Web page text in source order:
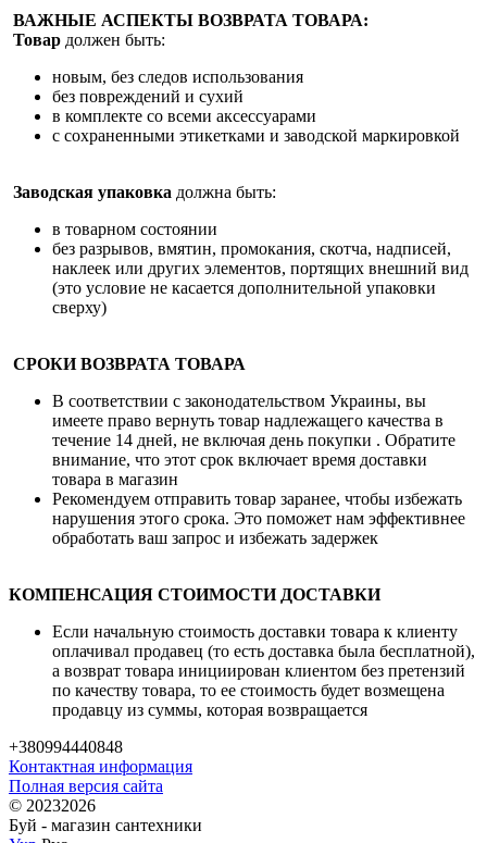
ВАЖНЫЕ АСПЕКТЫ ВОЗВРАТА ТОВАРА:
Товар должен быть:
новым, без следов использования
без повреждений и сухий
в комплекте со всеми аксессуарами
с сохраненными этикетками и заводской маркировкой
Заводская упаковка должна быть:
в товарном состоянии
без разрывов, вмятин, промокания, скотча, надписей,
наклеек или других элементов, портящих внешний вид
(это условие не касается дополнительной упаковки
сверху)
СРОКИ ВОЗВРАТА ТОВАРА
В соответствии с законодательством Украины, вы
имеете право вернуть товар надлежащего качества в
течение 14 дней, не включая день покупки . Обратите
внимание, что этот срок включает время доставки
товара в магазин
Рекомендуем отправить товар заранее, чтобы избежать
нарушения этого срока. Это поможет нам эффективнее
обработать ваш запрос и избежать задержек
КОМПЕНСАЦИЯ СТОИМОСТИ ДОСТАВКИ
Если начальную стоимость доставки товара к клиенту
оплачивал продавец (то есть доставка была бесплатной),
а возврат товара инициирован клиентом без претензий
по качеству товара, то ее стоимость будет возмещена
продавцу из суммы, которая возвращается
+380994440848
Контактная информация
Полная версия сайта
© 20232026
Буй - магазин сантехники